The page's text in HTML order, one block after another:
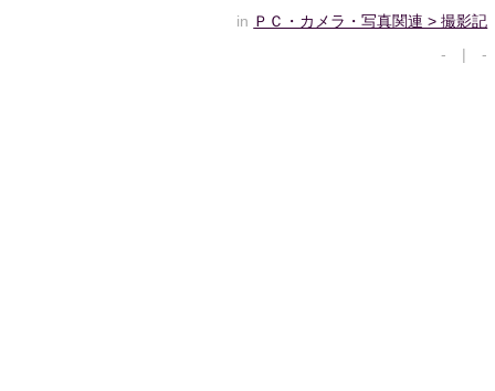
in ＰＣ・カメラ・写真関連 > 撮影記
- | -